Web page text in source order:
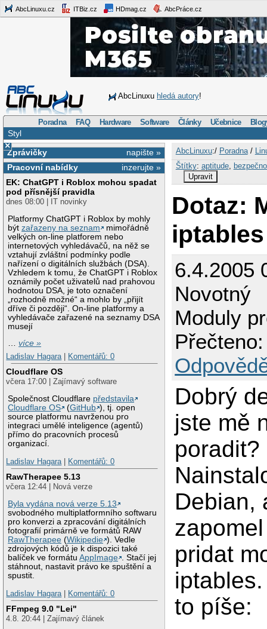
AbcLinuxu.cz ITBiz.cz HDmag.cz AbcPráce.cz
AbcLinuxu hledá autory!
Poradna FAQ Hardware Software Články Učebnice
Styl
×
napište »
Zprávičky
inzerujte »
Pracovní nabídky
EK: ChatGPT i Roblox mohou spadat
pod přísnější pravidla
dnes 08:00 | IT novinky
Platformy ChatGPT i Roblox by mohly
býtzařazeny na seznam
mimořádně
velkých on-line platforem nebo
internetových vyhledávačů, na něž se
vztahují zvláštní podmínky podle
nařízení o digitálních službách (DSA).
Vzhledem k tomu, že ChatGPT i Roblox
oznámily počet uživatelů nad prahovou
hodnotou DSA, je toto označení
„rozhodně možné“ a mohlo by „přijít
dříve či později“. On-line platformy a
vyhledávače zařazené na seznamy DSA
musejí
…více »
Ladislav Hagara
Komentářů: 0
Cloudflare OS
včera 17:00 | Zajímavý software
Společnost Cloudflare představila
Cloudflare OS
(GitHub ), tj. open
source platformu navrženou pro
integraci umělé inteligence (agentů)
přímo do pracovních procesů
organizací.
Ladislav Hagara
Komentářů: 0
RawTherapee 5.13
včera 12:44 | Nová verze
Byla vydána nová verze 5.13
svobodného multiplatformního softwaru
pro konverzi a zpracování digitálních
fotografií primárně ve formátů RAW
RawTherapee (Wikipedie ). Vedle
zdrojových kódů je k dispozici také
balíček ve formátuAppImage . Stačí jej
stáhnout, nastavit právo ke spuštění a
spustit.
Ladislav Hagara
Komentářů: 0
FFmpeg 9.0 "Lei"
4.8. 20:44 | Zajímavý článek
AbcLinuxu:/ Poradna/
Štítky: aptitude,
Upravit
Dotaz:
iptables
6.4.2005
Novotný
Moduly
Dobrý
jste mě
poradit?
Debian,
pridat
to píše: